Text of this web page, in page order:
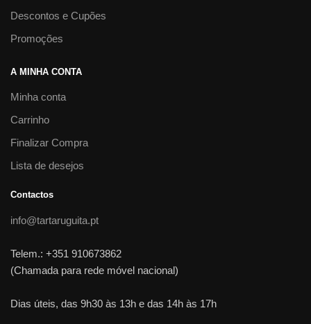
Descontos e Cupões
Promoções
A MINHA CONTA
Minha conta
Carrinho
Finalizar Compra
Lista de desejos
Contactos
info@tartaruguita.pt
Telem.: +351 910673862
(Chamada para rede móvel nacional)
Dias úteis, das 9h30 às 13h e das 14h às 17h